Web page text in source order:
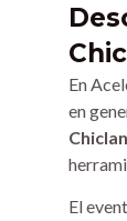
En
en
El